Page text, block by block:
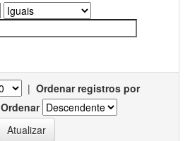
| Ordenar registros por
Ordenar